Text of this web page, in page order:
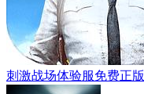
刺激战场体验服免费正版